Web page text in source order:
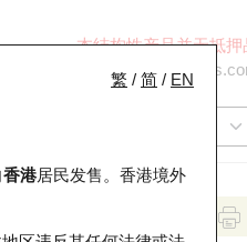
本结构性产品并无抵押
ol-
繁 / 简 / EN
香港居民发售。香港境外